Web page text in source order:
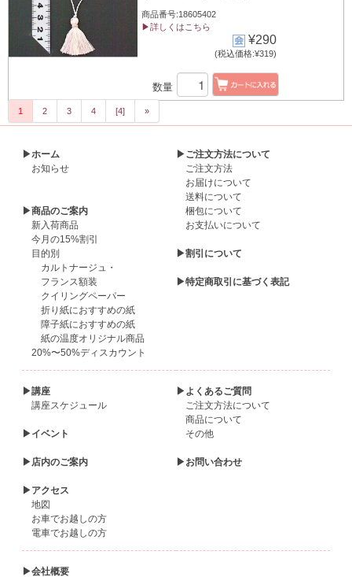
商品番号:18605402
▶詳しくはこちら
¥290
(税込価格:¥319)
数量
1 2 3 4 [4] »
▶ホーム
お知らせ
▶商品のご案内
新入荷商品
今月の15%割引
目的別
カルトナージュ・
フランス額装
クイリングペーパー
折り紙におすすめの紙
障子紙におすすめの紙
紙の温度オリジナル商品
20%〜50%ディスカウント
▶ご注文方法について
ご注文方法
お届けについて
送料について
梱包について
お支払いについて
▶割引について
▶特定商取引に基づく表記
▶講座
講座スケジュール
▶イベント
▶店内のご案内
▶アクセス
地図
お車でお越しの方
電車でお越しの方
▶よくあるご質問
ご注文方法について
商品について
その他
▶お問い合わせ
▶会社概要